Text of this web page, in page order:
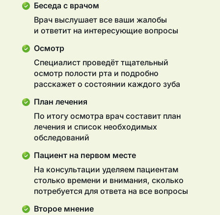
Беседа с врачом
Врач выслушает все ваши жалобы
и ответит на интересующие вопросы
Осмотр
Специалист проведёт тщательный
осмотр полости рта и подробно
расскажет о состоянии каждого зуба
План лечения
По итогу осмотра врач составит план
лечения и список необходимых
обследований
Пациент на первом месте
На консультации уделяем пациентам
столько времени и внимания, сколько
потребуется для ответа на все вопросы
Второе мнение